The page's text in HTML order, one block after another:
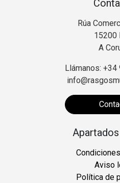
Rúa
15200
A
Llámanos:
Aviso
Política de